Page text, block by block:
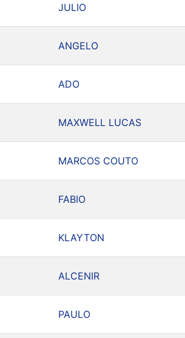
JULIO
ANGELO
ADO
MAXWELL LUCAS
MARCOS COUTO
FABIO
KLAYTON
ALCENIR
PAULO